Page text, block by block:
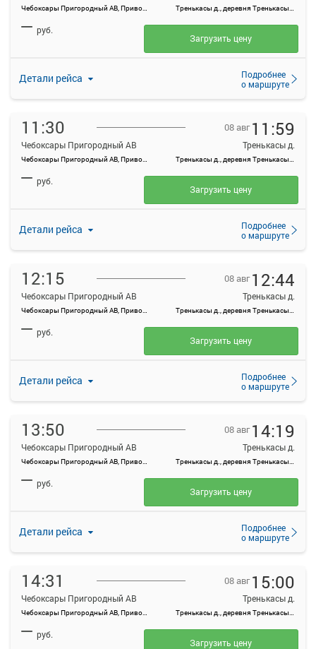
Чебоксары Пригородный АВ, Привокзальная ул., 3 Тренькасы д., деревня Тренькасы, Россия
Детали рейса
Подробнее
о маршруте
— руб.
Загрузить цену
11:30
Чебоксары Пригородный АВ
Чебоксары Пригородный АВ, Привокзальная ул., 3
08 авг 11:59
Тренькасы д.
Тренькасы д., деревня Тренькасы, Россия
Детали рейса
Подробнее
о маршруте
— руб.
Загрузить цену
12:15
Чебоксары Пригородный АВ
Чебоксары Пригородный АВ, Привокзальная ул., 3
08 авг 12:44
Тренькасы д.
Тренькасы д., деревня Тренькасы, Россия
Детали рейса
Подробнее
о маршруте
— руб.
Загрузить цену
13:50
Чебоксары Пригородный АВ
Чебоксары Пригородный АВ, Привокзальная ул., 3
08 авг 14:19
Тренькасы д.
Тренькасы д., деревня Тренькасы, Россия
Детали рейса
Подробнее
о маршруте
— руб.
Загрузить цену
14:31
Чебоксары Пригородный АВ
Чебоксары Пригородный АВ, Привокзальная ул., 3
08 авг 15:00
Тренькасы д.
Тренькасы д., деревня Тренькасы, Россия
— руб.
Загрузить цену